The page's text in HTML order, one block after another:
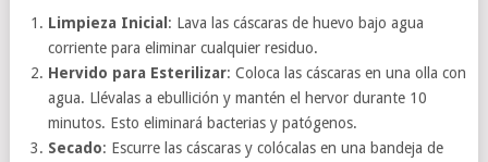
Limpieza Inicial : Lava las cáscaras de huevo bajo agua
corriente para eliminar cualquier residuo.
Hervido para Esterilizar: Coloca las cáscaras en una olla con
agua. Llévalas a ebullición y mantén el hervor durante 10
minutos. Esto eliminará bacterias y patógenos.
Secado: Escurre las cáscaras y colócalas en una bandeja de